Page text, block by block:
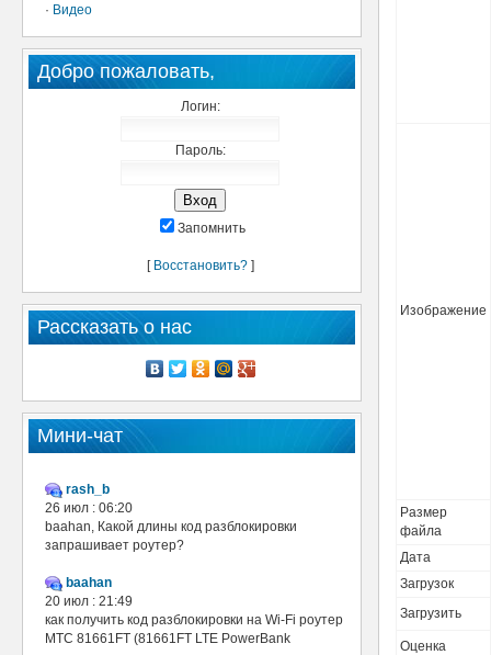
· Видео
Добро пожаловать,
Логин:
Пароль:
Запомнить
[ Восстановить?]
Рассказать о нас
Мини-чат
rash_b
26 июл : 06:20
baahan, Какой длины код разблокировки
запрашивает роутер?
baahan
20 июл : 21:49
как получить код разблокировки на Wi-Fi роутер
МТС 81661FT (81661FT LTE PowerBank
Изображение
Размер
файла
Дата
Загрузок
Загрузить
Оценка